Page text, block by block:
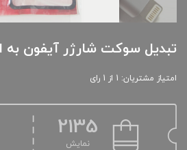
تبدیل سوکت شارژر آیفون به
امتیاز مشتریان: 1 از 1 رای
2135
نمایش